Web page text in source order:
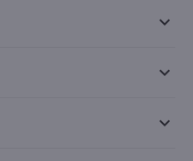
keyboard_arrow_down
keyboard_arrow_down
keyboard_arrow_down